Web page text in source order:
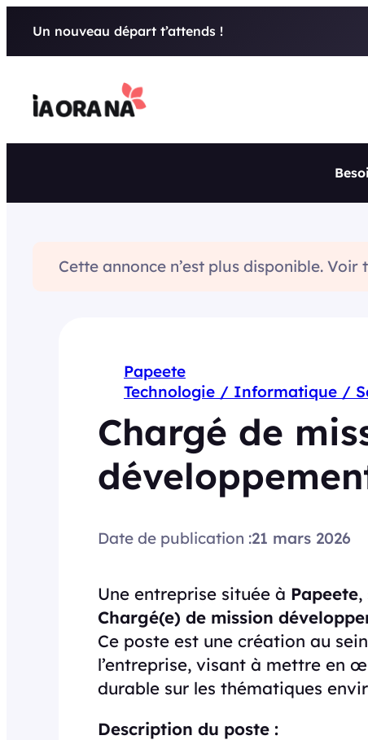
Un nouveau départ t’attends !
Cette annonce n’est plus disponible. Voir
Papeete
Technologie / Informatique /
Chargé de
Date de publication :21 mars 2026
Une entreprise située à Papeete,
Chargé(e) de mission
Ce poste est une création au
l’entreprise, visant à mettre en
durable sur les thématiques
Description du poste :